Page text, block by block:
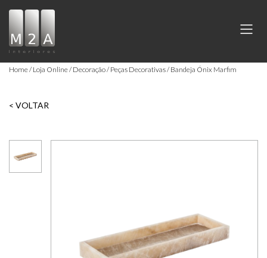
Home Loja Online Decoração Peças Decorativas Bandeja Ónix Marfim
< VOLTAR